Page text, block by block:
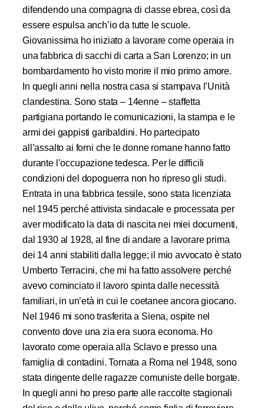
difendendo una compagna di classe ebrea, così da
essere espulsa anch’io da tutte le scuole.
Giovanissima ho iniziato a lavorare come operaia in
una fabbrica di sacchi di carta a San Lorenzo; in un
bombardamento ho visto morire il mio primo amore.
In quegli anni nella nostra casa si stampava l’Unità
clandestina. Sono stata – 14enne – staffetta
partigiana portando le comunicazioni, la stampa e le
armi dei gappisti garibaldini. Ho partecipato
all’assalto ai forni che le donne romane hanno fatto
durante l’occupazione tedesca. Per le difficili
condizioni del dopoguerra non ho ripreso gli studi.
Entrata in una fabbrica tessile, sono stata licenziata
nel 1945 perché attivista sindacale e processata per
aver modificato la data di nascita nei miei documenti,
dal 1930 al 1928, al fine di andare a lavorare prima
dei 14 anni stabiliti dalla legge; il mio avvocato è stato
Umberto Terracini, che mi ha fatto assolvere perché
avevo cominciato il lavoro spinta dalle necessità
familiari, in un’età in cui le coetanee ancora giocano.
Nel 1946 mi sono trasferita a Siena, ospite nel
convento dove una zia era suora economa. Ho
lavorato come operaia alla Sclavo e presso una
famiglia di contadini. Tornata a Roma nel 1948, sono
stata dirigente delle ragazze comuniste delle borgate.
In quegli anni ho preso parte alle raccolte stagionali